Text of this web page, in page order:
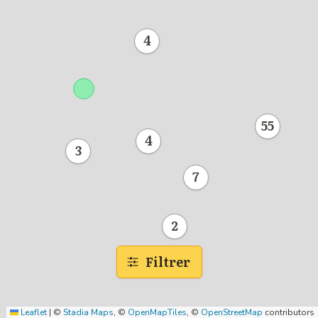
4
2
7
55
4
3
Leaflet | © Stadia Maps, © OpenMapTiles, © OpenStreetMap contributors
Filtrer